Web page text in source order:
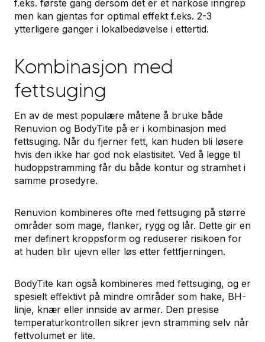
f.eks. første gang dersom det er et narkose inngrep
men kan gjentas for optimal effekt f.eks. 2-3
ytterligere ganger i lokalbedøvelse i ettertid.
Kombinasjon med
fettsuging
En av de mest populære måtene å bruke både
Renuvion og BodyTite på er i kombinasjon med
fettsuging. Når du fjerner fett, kan huden bli løsere
hvis den ikke har god nok elastisitet. Ved å legge til
hudoppstramming får du både kontur og stramhet i
samme prosedyre.
Renuvion kombineres ofte med fettsuging på større
områder som mage, flanker, rygg og lår. Dette gir en
mer definert kroppsform og reduserer risikoen for
at huden blir ujevn eller løs etter fettfjerningen.
BodyTite kan også kombineres med fettsuging, og er
spesielt effektivt på mindre områder som hake, BH-
linje, knær eller innside av armer. Den presise
temperaturkontrollen sikrer jevn stramming selv når
fettvolumet er lite.